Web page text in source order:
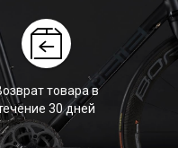
товара в
30 дней